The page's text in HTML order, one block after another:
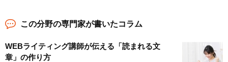
この分野の専門家が書いたコラム
WEBライティング講師が伝える「読まれる文
章」の作り方